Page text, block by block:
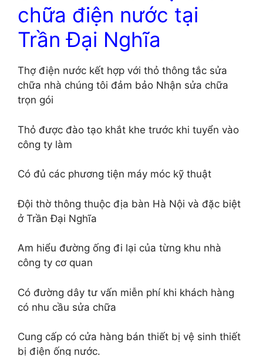
chữa điện nước tại
Trần Đại Nghĩa
Thợ điện nước kết hợp với thỏ thông tắc sửa
chữa nhà chúng tôi đảm bảo Nhận sửa chữa
trọn gói
Thỏ được đào tạo khắt khe trước khi tuyển vào
công ty làm
Có đủ các phương tiện máy móc kỹ thuật
Đội thờ thông thuộc địa bàn Hà Nội và đặc biệt
ở Trần Đại Nghĩa
Am hiểu đường ống đi lại của từng khu nhà
công ty cơ quan
Có đường dây tư vấn miễn phí khi khách hàng
có nhu cầu sửa chữa
Cung cấp có cửa hàng bán thiết bị vệ sinh thiết
bị điện ống nước.